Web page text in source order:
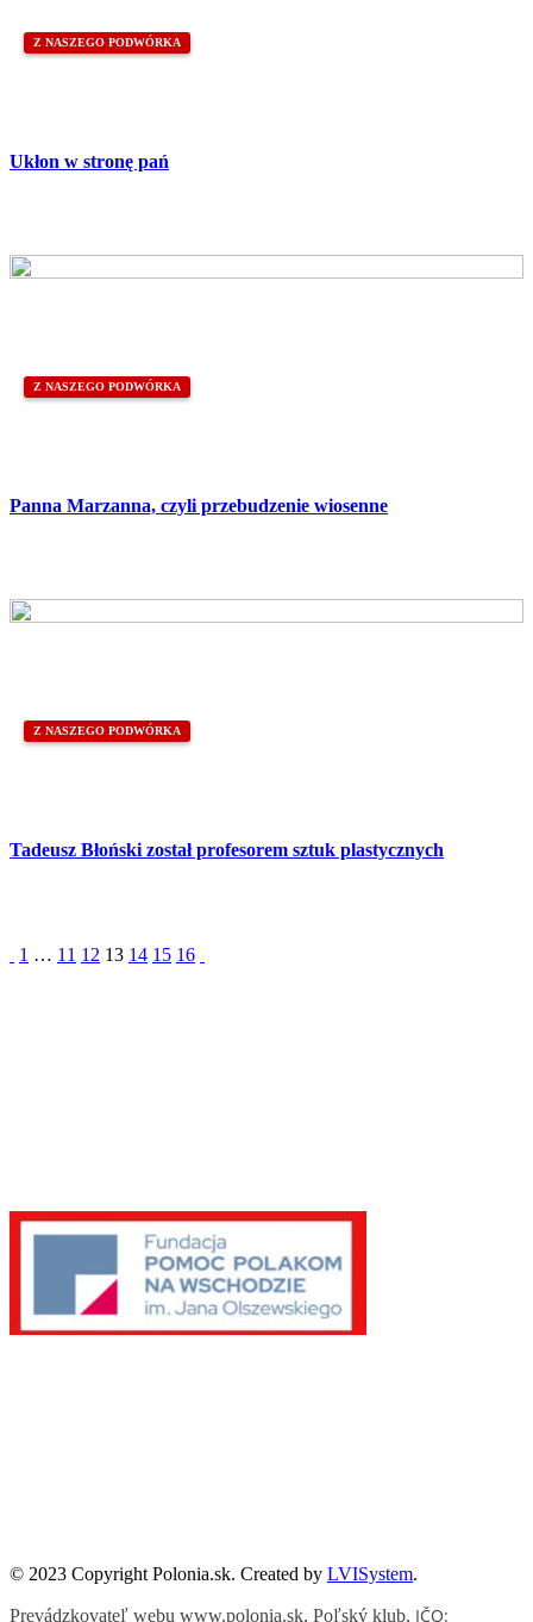
Z NASZEGO PODWÓRKA
Ukłon w stronę pań
Z NASZEGO PODWÓRKA
Panna Marzanna, czyli przebudzenie wiosenne
Z NASZEGO PODWÓRKA
Tadeusz Błoński został profesorem sztuk plastycznych
1 … 11 12 13 14 15 16
© 2023 Copyright Polonia.sk. Created by LVISystem.
Prevádzkovateľ webu www.polonia.sk, Poľský klub,